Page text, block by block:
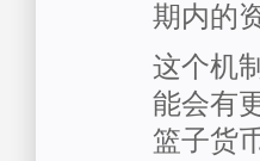
期内的
这个机
能会有
篮子货